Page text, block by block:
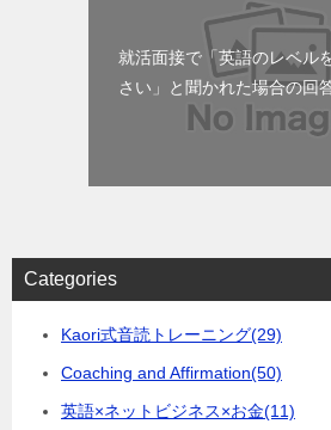
就活面接で「英語のレベル
さい」と聞かれた場合の回
Categories
Kaori式音読トレーニング(29)
Coaching and Affirmation(50)
英語×ネットビジネス×お金(11)